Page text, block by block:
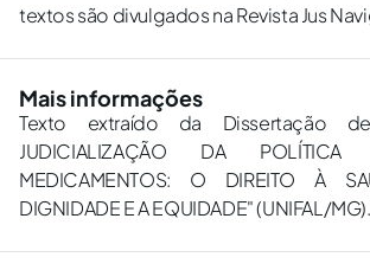
textos são divulgados na Revista Jus
Mais informações
Texto extraído da Dissertação
JUDICIALIZAÇÃO DA
MEDICAMENTOS: O DIREITO À
DIGNIDADE E A EQUIDADE" (UNIFAL/MG).